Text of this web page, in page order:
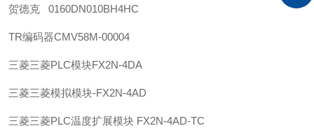
贺德克 0160DN010BH4HC
TR编码器CMV58M-00004
三菱三菱PLC模块FX2N-4DA
三菱三菱模拟模块-FX2N-4AD
三菱三菱PLC温度扩展模块 FX2N-4AD-TC